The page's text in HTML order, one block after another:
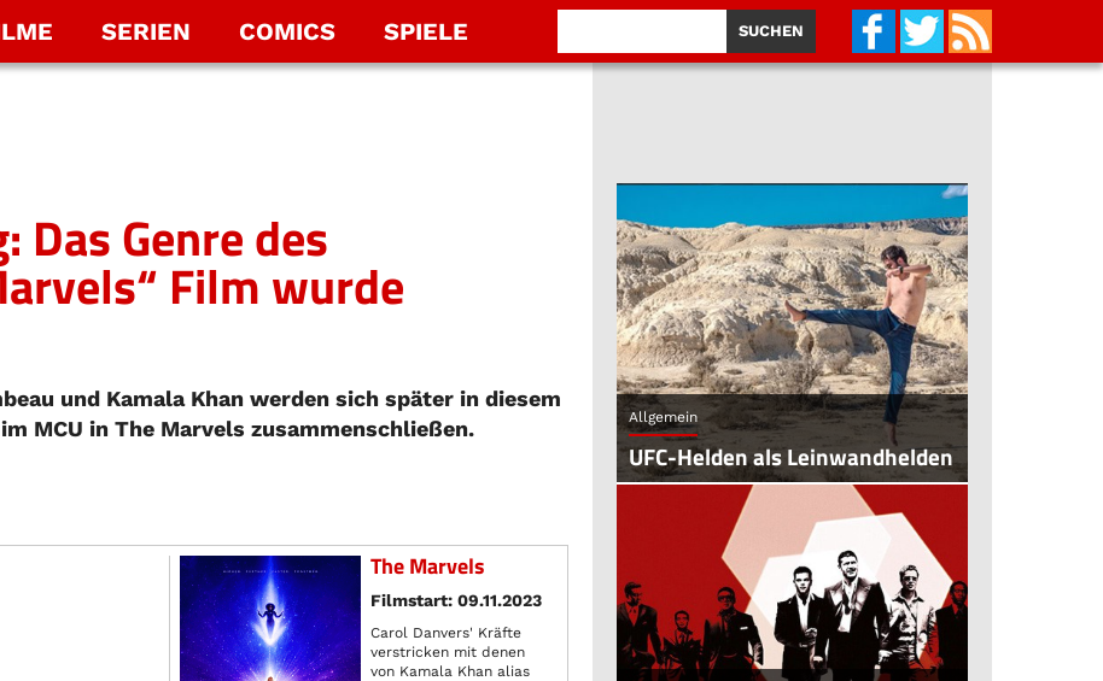
SERIEN COMICS SPIELE
Das Genre des
Film wurde
und Kamala Khan werden sich später in diesem
MCU in The Marvels zusammenschließen.
The Marvels
Filmstart: 09.11.2023
Carol Danvers' Kräfte
verstricken mit denen
von Kamala Khan alias
Allgemein
UFC-Helden als Leinwandhelden